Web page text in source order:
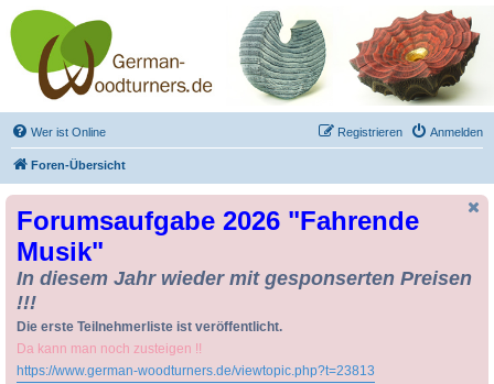
Drechseln und
Kunsthandwerk -
German-Woodturners
*Forum Sauerland*
Der Treffpunkt für Drechsler und Freunde des Kunsthandwerks
Wer ist Online Anmelden
Registrieren
Foren-Übersicht
Forumsaufgabe 2026 "Fahrende
Musik"
In diesem Jahr wieder mit gesponserten Preisen
!!!
Die erste Teilnehmerliste ist veröffentlicht.
Da kann man noch zusteigen !!
https://www.german-woodturners.de/viewtopic.php?t=23813